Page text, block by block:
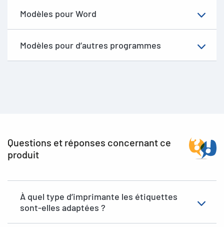
Modèles pour Word
Modèles pour d’autres programmes
Questions et réponses concernant ce
produit
À quel type d’imprimante les étiquettes
sont-elles adaptées ?